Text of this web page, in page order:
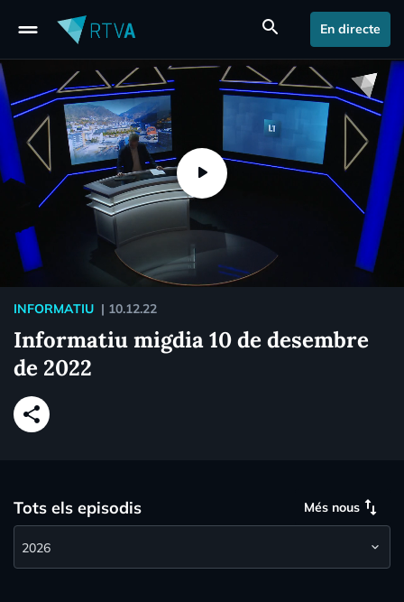
drag_handle search En directe
INFORMATIU | 10.12.22
Informatiu migdia 10 de desembre
de 2022
share
Tots els episodis Més nous swap_vert